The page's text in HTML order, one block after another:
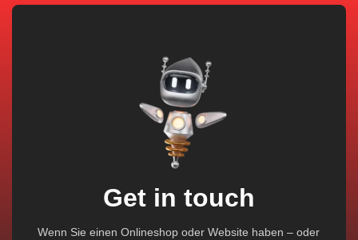
Get in touch
Wenn Sie einen Onlineshop oder Website haben – oder